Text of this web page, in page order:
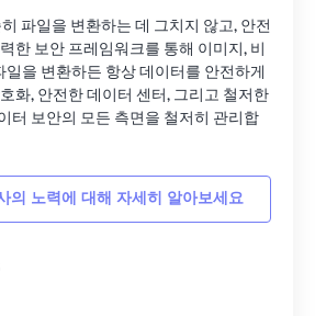
파일을 변환하는 데 그치지 않고, 안전
한 보안 프레임워크를 통해 이미지, 비
일을 변환하든 항상 데이터를 안전하게
화, 안전한 데이터 센터, 그리고 철저한
터 보안의 모든 측면을 철저히 관리합
의 노력에 대해 자세히 알아보세요